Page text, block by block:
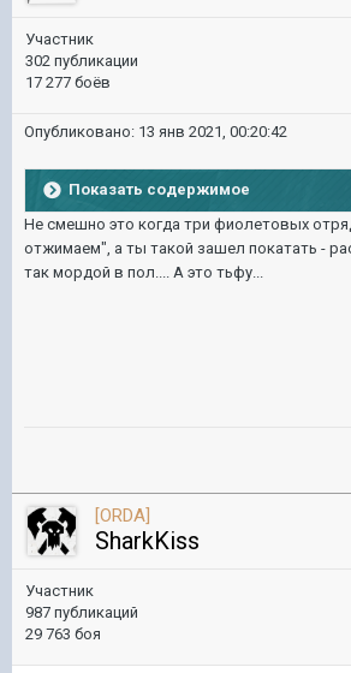
Участник
302 публикации
17 277 боёв
Опубликовано: 13 янв 2021, 00:20:42
Показать содержимое
Не смешно это когда три фиолетовых
отжимаем", а ты такой зашел покатать -
так мордой в пол.... А это тьфу...
[ORDA]
SharkKiss
Участник
987 публикаций
29 763 боя